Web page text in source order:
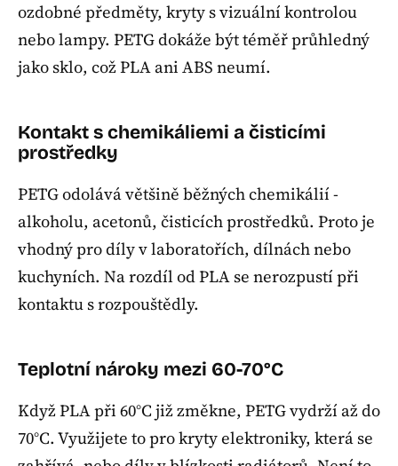
ozdobné předměty, kryty s vizuální kontrolou
nebo lampy. PETG dokáže být téměř průhledný
jako sklo, což PLA ani ABS neumí.
Kontakt s chemikáliemi a čisticími
prostředky
PETG odolává většině běžných chemikálií -
alkoholu, acetonů, čisticích prostředků. Proto je
vhodný pro díly v laboratořích, dílnách nebo
kuchyních. Na rozdíl od PLA se nerozpustí při
kontaktu s rozpouštědly.
Teplotní nároky mezi 60-70°C
Když PLA při 60°C již změkne, PETG vydrží až do
70°C. Využijete to pro kryty elektroniky, která se